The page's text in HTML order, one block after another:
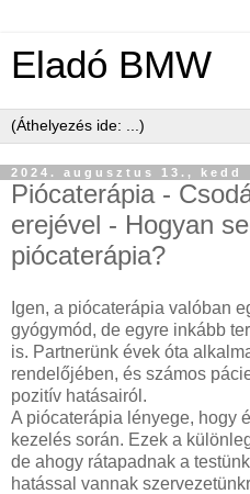
Eladó BMW
2024. augusztus 13., kedd
Piócaterápia -
erejével - Hogyan
piócaterápia?
Igen, a piócaterápia valóban
gyógymód, de egyre inkább
is. Partnerünk évek óta
rendelőjében, és számos
pozitív hatásairól.
A piócaterápia lényege, hogy
kezelés során. Ezek a
de ahogy rátapadnak a
hatással vannak